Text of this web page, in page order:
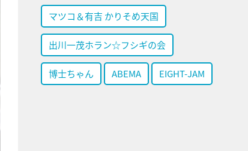
マツコ＆有吉 かりそめ天国
出川一茂ホラン☆フシギの会
博士ちゃん ABEMA EIGHT-JAM